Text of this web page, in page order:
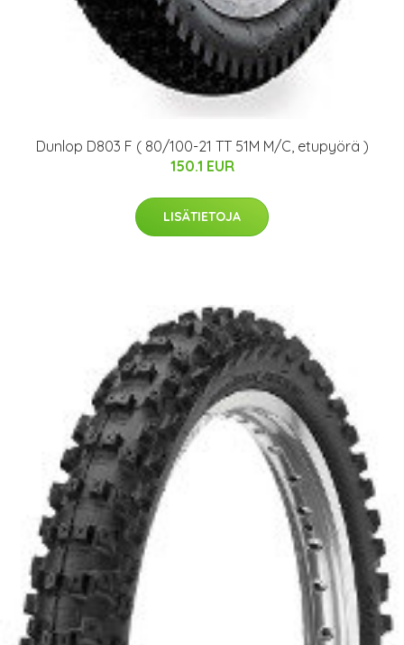
Dunlop D803 F ( 80/100-21 TT 51M M/C, etupyörä )
150.1 EUR
LISÄTIETOJA